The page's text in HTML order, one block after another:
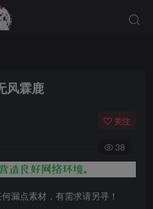
风霖鹿
关注
38
漏点素材，有需求请另寻！